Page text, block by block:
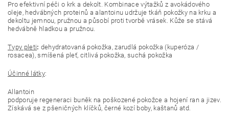
Pro efektivní péči o krk a dekolt. Kombinace výtažků z avokádového
oleje, hedvábných proteinů a alantoinu udržuje tkáň pokožky na krku a
dekoltu jemnou, pružnou a působí proti tvorbě vrásek. Kůže se stává
hedvábně hladkou a pružnou.
Typy pleti: dehydratovaná pokožka, zarudlá pokožka (kuperóza /
rosacea), smíšená pleť, citlivá pokožka, suchá pokožka
Účinné látky:
Allantoin
podporuje regeneraci buněk na poškozené pokožce a hojení ran a jizev.
Získává se z pšeničných klíčků, černé kozí boby, kaštanů atd.